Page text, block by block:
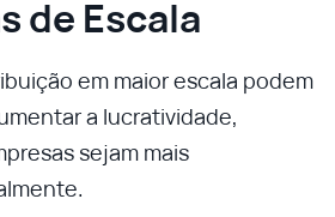
de Escala
em maior escala podem
a lucratividade,
sejam mais